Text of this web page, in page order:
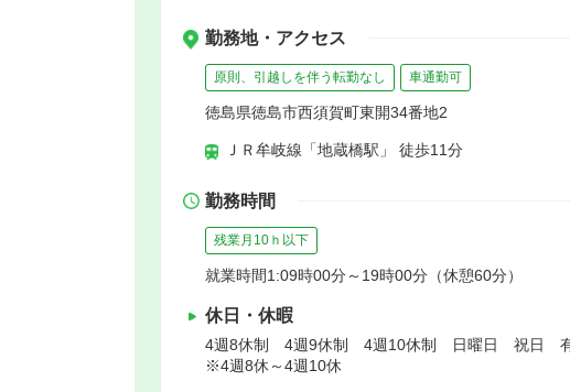
勤務地・アクセス
原則、引越しを伴う転勤なし 車通勤可
徳島県徳島市西須賀町東開34番地2
ＪＲ牟岐線「地蔵橋駅」 徒歩11分
勤務時間
残業月10ｈ以下
就業時間1:09時00分～19時00分（休憩60分）
休日・休暇
4週8休制 4週9休制 4週10休制 日曜日 祝日
※4週8休～4週10休